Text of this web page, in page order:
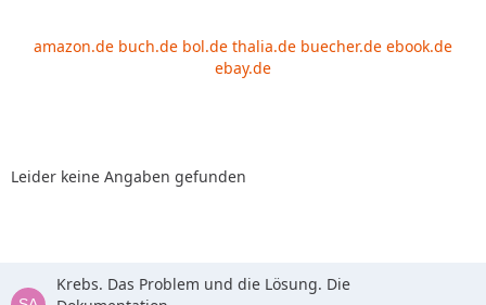
amazon.de buch.de bol.de thalia.de buecher.de ebook.de
ebay.de
Leider keine Angaben gefunden
Krebs. Das Problem und die Lösung. Die